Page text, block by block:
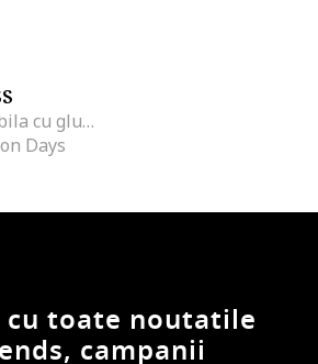
Salopeta impermeabila cu gluga si vatelina Dripdrop, Fucsia
Days
cu toate noutatile
campanii